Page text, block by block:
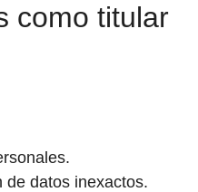
como titular
de datos inexactos.